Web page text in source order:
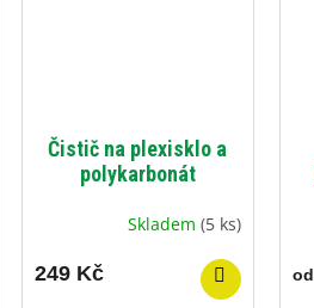
Čistič na plexisklo a
polykarbonát
Skladem (5 ks)
249 Kč od